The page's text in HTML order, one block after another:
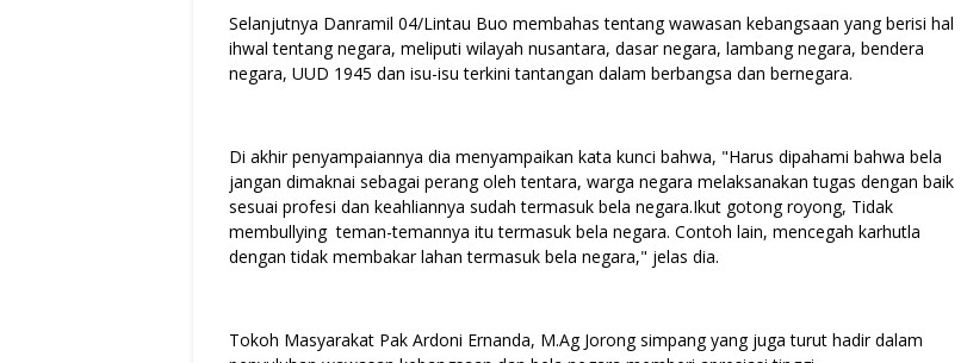
Selanjutnya Danramil 04/Lintau Buo membahas tentang wawasan kebangsaan yang berisi hal
ihwal tentang negara, meliputi wilayah nusantara, dasar negara, lambang negara, bendera
negara, UUD 1945 dan isu-isu terkini tantangan dalam berbangsa dan bernegara.
Di akhir penyampaiannya dia menyampaikan kata kunci bahwa, "Harus dipahami bahwa bela
jangan dimaknai sebagai perang oleh tentara, warga negara melaksanakan tugas dengan baik
sesuai profesi dan keahliannya sudah termasuk bela negara.Ikut gotong royong, Tidak
membullying teman-temannya itu termasuk bela negara. Contoh lain, mencegah karhutla
dengan tidak membakar lahan termasuk bela negara," jelas dia.
Tokoh Masyarakat Pak Ardoni Ernanda, M.Ag Jorong simpang yang juga turut hadir dalam